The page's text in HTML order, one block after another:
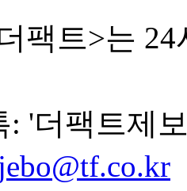
팩트>는
: '더팩트제